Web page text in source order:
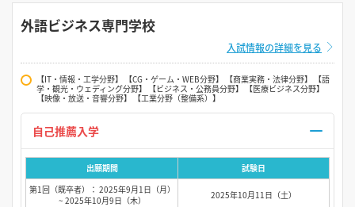
外語ビジネス専門学校
入試情報の詳細を見る
【IT・情報・工学分野】 【CG・ゲーム・WEB分野】 【商業実務・法律分野】 【語
学・観光・ウェディング分野】 【ビジネス・公務員分野】 【医療ビジネス分野】
【映像・放送・音響分野】 【工業分野（整備系）】
出願期間
試験日
第1回（既卒者）： 2025年9月1日（月）
~ 2025年10月9日（木）
2025年10月11日（土）